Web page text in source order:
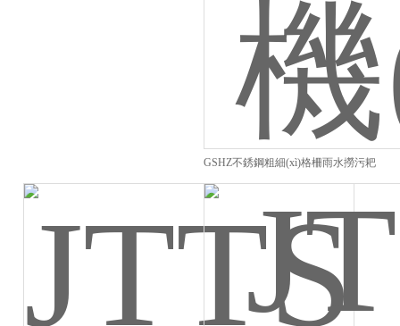
GSHZ不銹鋼粗細(xì)格柵雨水撈污耙